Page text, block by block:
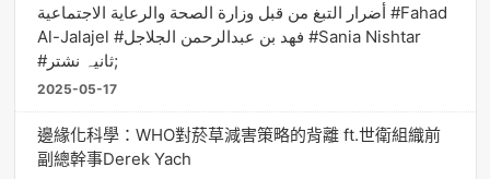
أضرار التبغ من قبل وزارة الصحة والرعاية الاجتماعية #Fahad
Al-Jalajel #فهد بن عبدالرحمن الجلاجل #Sania Nishtar
#ثانیہ نشتر;
2025-05-17
邊緣化科學：WHO對菸草減害策略的背離 ft.世衛組織前
副總幹事Derek Yach